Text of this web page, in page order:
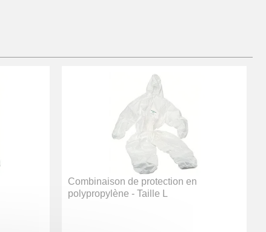
Combinaison de protection en
polypropylène - Taille L